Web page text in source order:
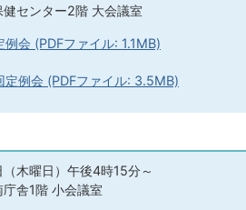
センター2階 大会議室
会 (PDFファイル: 1.1MB)
定例会 (PDFファイル: 3.5MB)
木曜日）午後4時15分～
舎1階 小会議室